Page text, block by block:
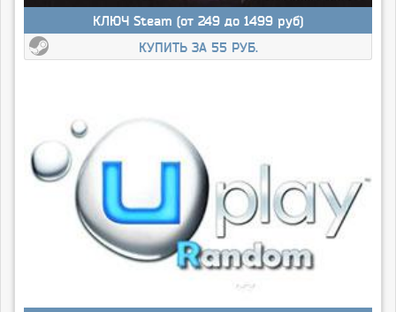
КЛЮЧ Steam (от 249 до 1499 руб)
КУПИТЬ ЗА 55 РУБ.